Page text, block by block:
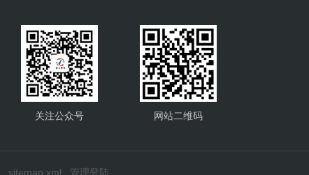
关注公众号 网站二维码
sitemap.xml 管理登陆